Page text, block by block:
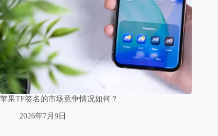
苹果TF签名的市场竞争情况如何？
2026年7月9日